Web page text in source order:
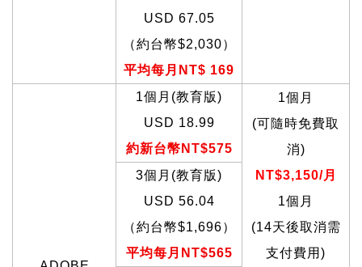
USD 67.05
（約台幣$2,030）
平均每月NT$ 169
1個月(教育版)
USD 18.99
約新台幣NT$575
1個月
(可隨時免費取
消)
NT$3,150/月
1個月
(14天後取消需
支付費用)
3個月(教育版)
USD 56.04
（約台幣$1,696）
平均每月NT$565